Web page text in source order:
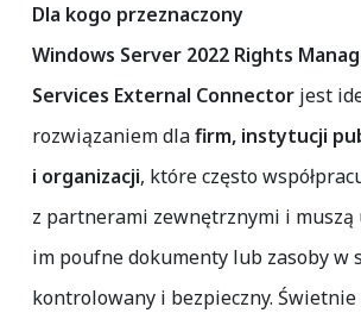
Dla kogo przeznaczony
Windows Server 2022 Rights
Services External Connectorjest
rozwiązaniem dlafirm, instytucji
i organizacji, które często
z partnerami zewnętrznymi i muszą
im poufne dokumenty lub zasoby w
kontrolowany i bezpieczny.